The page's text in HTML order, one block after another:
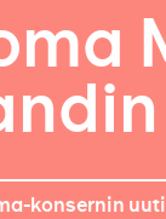
konsernin